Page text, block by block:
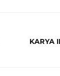
KARYA